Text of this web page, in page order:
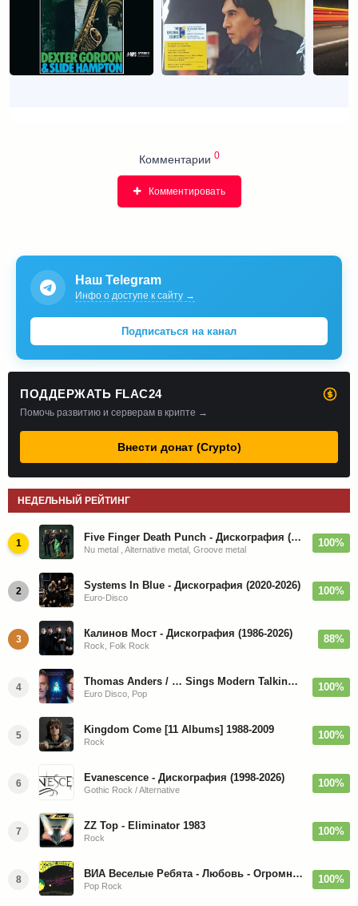
Комментарии 0
Комментировать
Наш Telegram
Инфо о доступе к сайту →
Подписаться на канал
ПОДДЕРЖАТЬ FLAC24
Помочь развитию и серверам в крипте →
Внести донат (Crypto)
НЕДЕЛЬНЫЙ РЕЙТИНГ
1 Five Finger Death Punch - Дискография (2008-2026)
Nu metal , Alternative metal, Groove metal
100%
2 Systems In Blue - Дискография (2020-2026)
Euro-Disco
100%
3 Калинов Мост - Дискография (1986-2026)
Rock, Folk Rock
88%
4 Thomas Anders / … Sings Modern Talking: The Best hi-res
Euro Disco, Pop
100%
5 Kingdom Come [11 Albums] 1988-2009
Rock
100%
6 Evanescence - Дискография (1998-2026)
Gothic Rock / Alternative
100%
7 ZZ Top - Eliminator 1983
Rock
100%
8 ВИА Веселые Ребята - Любовь - Огромная Страна - 1974/2026
Pop Rock
100%